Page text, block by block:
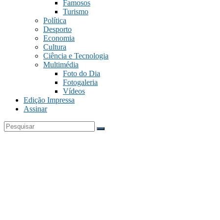
Famosos
Turismo
Política
Desporto
Economia
Cultura
Ciência e Tecnologia
Multimédia
Foto do Dia
Fotogaleria
Vídeos
Edição Impressa
Assinar